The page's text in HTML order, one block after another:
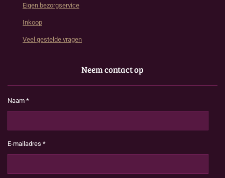
Eigen bezorgservice
Inkoop
Veel gestelde vragen
Neem contact op
Naam *
E-mailadres *